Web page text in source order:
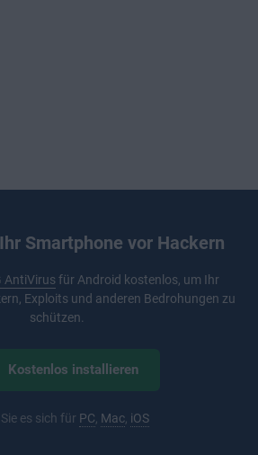
Smartphone vor Hackern
AntiVirusfür Android kostenlos, um Ihr
Exploits und anderen Bedrohungen zu
schützen.
Kostenlos installieren
es sich für PC Mac, iOS